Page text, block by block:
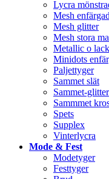
Lycra
Mesh
Mesh glitter
Mesh stora
Metallic o lack
Minidots
Paljettyger
Sammet slät
Sammet-glitter
Sammmet
Spets
Supplex
Vinterlycra
Mode & Fest
Modetyger
Festtyger